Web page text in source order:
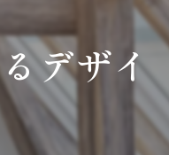
洋風
ナチュラル
デザイ